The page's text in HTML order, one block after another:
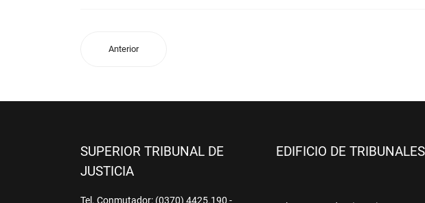
Anterior
SUPERIOR TRIBUNAL DE
JUSTICIA
Tel. Conmutador: (0370) 4425.190 -
EDIFICIO DE TRIBUNALES